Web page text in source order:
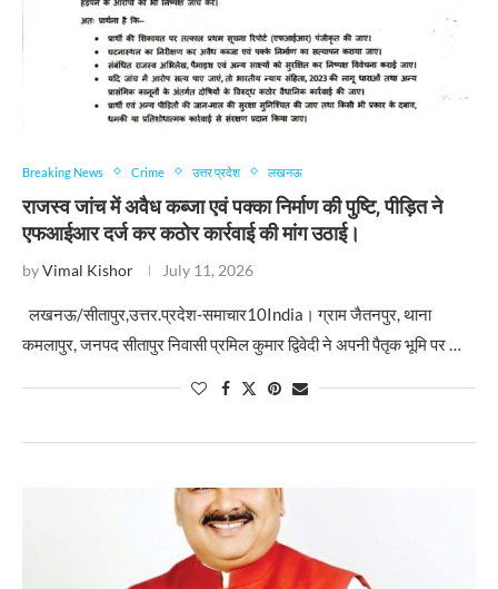
Breaking News Crime उत्तर प्रदेश लखनऊ
राजस्व जांच में अवैध कब्जा एवं पक्का निर्माण की पुष्टि, पीड़ित ने
एफआईआर दर्ज कर कठोर कार्रवाई की मांग उठाई।
byVimal Kishor July 11, 2026
लखनऊ/सीतापुर,उत्तर.प्रदेश-समाचार10India। ग्राम जैतनपुर, थाना
कमलापुर, जनपद सीतापुर निवासी प्रमिल कुमार द्विवेदी ने अपनी पैतृक भूमि पर …